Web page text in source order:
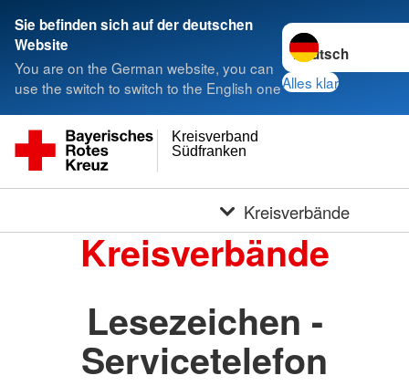
Sie befinden sich auf der deutschen
Website
You are on the German website, you can
use the switch to switch to the English one
Sprache wechseln
Alles klar
Südfranken
Kreisverband
Kreisverbände
Kreisverbände
Lesezeichen -
Servicetelefon